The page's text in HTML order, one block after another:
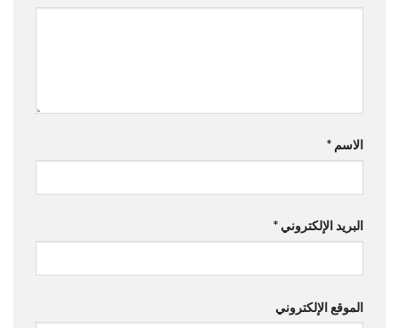
الاسم *
البريد الإلكتروني *
الموقع الإلكتروني